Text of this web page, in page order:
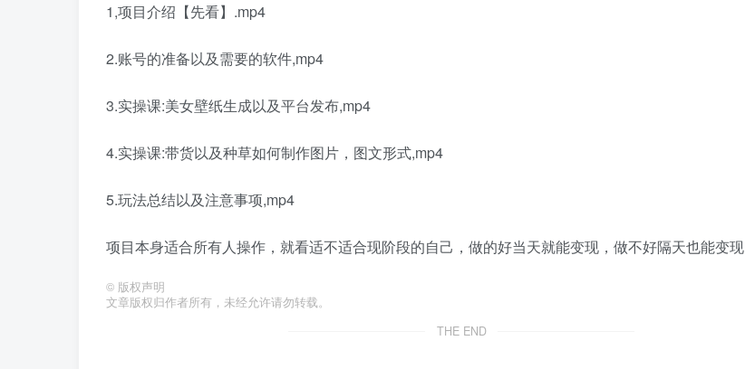
1,项目介绍【先看】.mp4
2.账号的准备以及需要的软件,mp4
3.实操课:美女壁纸生成以及平台发布,mp4
4.实操课:带货以及种草如何制作图片，图文形式,mp4
5.玩法总结以及注意事项,mp4
项目本身适合所有人操作，就看适不适合现阶段的自己，做的好当天就能变现，做不好隔天也能变现
© 版权声明
文章版权归作者所有，未经允许请勿转载。
THE END